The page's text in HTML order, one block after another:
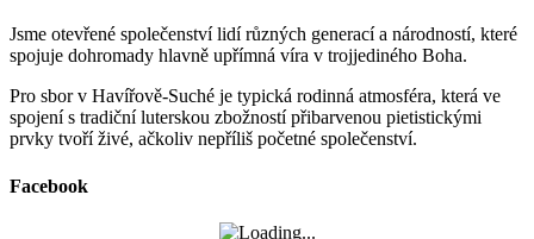
Jsme otevřené společenství lidí různých generací a národností, které
spojuje dohromady hlavně upřímná víra v trojjediného Boha.
Pro sbor v Havířově-Suché je typická rodinná atmosféra, která ve
spojení s tradiční luterskou zbožností přibarvenou pietistickými
prvky tvoří živé, ačkoliv nepříliš početné společenství.
Facebook